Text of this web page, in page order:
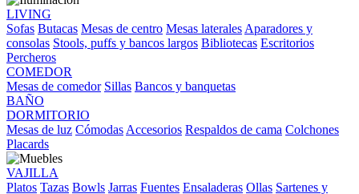
LIVING
Sofas Butacas Mesas de centro Mesas laterales Aparadores y
consolas Stools, puffs y bancos largos Bibliotecas Escritorios
Percheros
COMEDOR
Mesas de comedor Sillas Bancos y banquetas
BAÑO
DORMITORIO
Mesas de luz Cómodas Accesorios Respaldos de cama Colchones
Placards
VAJILLA
Platos Tazas Bowls Jarras Fuentes Ensaladeras Ollas Sartenes y